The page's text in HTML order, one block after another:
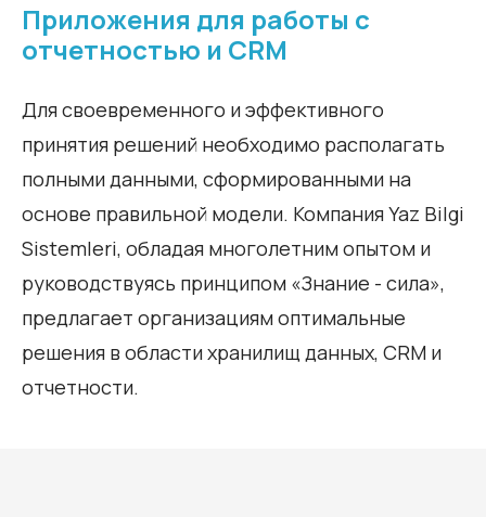
Приложения для работы с
отчетностью и CRM
Для своевременного и эффективного
принятия решений необходимо располагать
полными данными, сформированными на
основе правильной модели. Компания Yaz Bilgi
Sistemleri, обладая многолетним опытом и
руководствуясь принципом «Знание - сила»,
предлагает организациям оптимальные
решения в области хранилищ данных, CRM и
отчетности.